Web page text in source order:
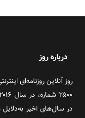
درباره روز
در سال‌های اخیر